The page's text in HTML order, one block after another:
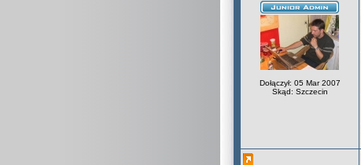
Dołączył: 05 Mar 2007
Skąd: Szczecin